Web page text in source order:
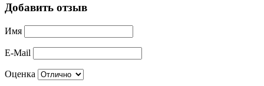
Добавить отзыв
Имя
E-Mail
Оценка